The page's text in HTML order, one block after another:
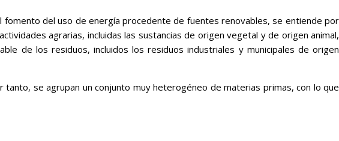
del uso de energía procedente de fuentes renovables, se entiende por
agrarias, incluidas las sustancias de origen vegetal y de origen animal,
de los residuos, incluidos los residuos industriales y municipales de origen
se agrupan un conjunto muy heterogéneo de materias primas, con lo que